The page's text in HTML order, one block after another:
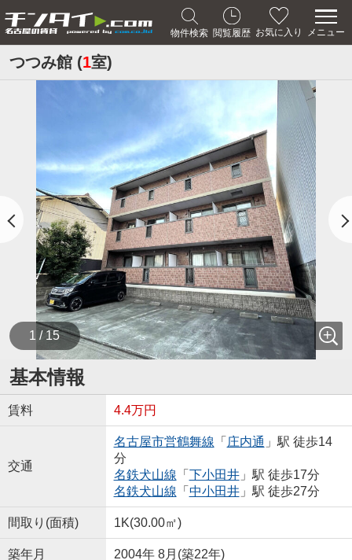
物件検索 閲覧履歴 お気に入り メニュー
つつみ館 (1室)
1 / 15
基本情報
賃料 4.4万円
交通
名古屋市営鶴舞線 「 庄内通 」駅 徒歩14
分
名鉄犬山線 「 下小田井」駅 徒歩17分
名鉄犬山線 「 中小田井」駅 徒歩27分
間取り(面積) 1K(30.00㎡)
築年月 2004年 8月(築22年)